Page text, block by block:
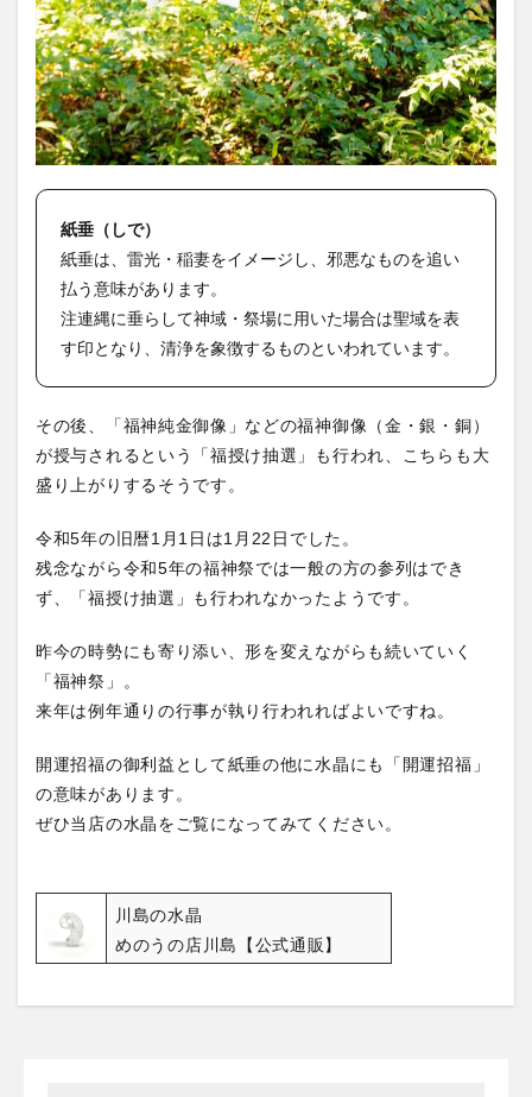
紙垂（しで）
紙垂は、雷光・稲妻をイメージし、邪悪なものを追い
払う意味があります。
注連縄に垂らして神域・祭場に用いた場合は聖域を表
す印となり、清浄を象徴するものといわれています。
その後、「福神純金御像」などの福神御像（金・銀・銅）
が授与されるという「福授け抽選」も行われ、こちらも大
盛り上がりするそうです。
令和5年の旧暦1月1日は1月22日でした。
残念ながら令和5年の福神祭では一般の方の参列はでき
ず、「福授け抽選」も行われなかったようです。
昨今の時勢にも寄り添い、形を変えながらも続いていく
「福神祭」。
来年は例年通りの行事が執り行われればよいですね。
開運招福の御利益として紙垂の他に水晶にも「開運招福」
の意味があります。
ぜひ当店の水晶をご覧になってみてください。
川島の水晶
めのうの店川島【公式通販】